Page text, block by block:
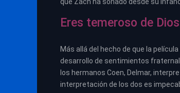
Eres temeroso de Dios
Más allá del hecho de que la
desarrollo de sentimientos
los hermanos Coen, Delmar,
interpretación de los dos es